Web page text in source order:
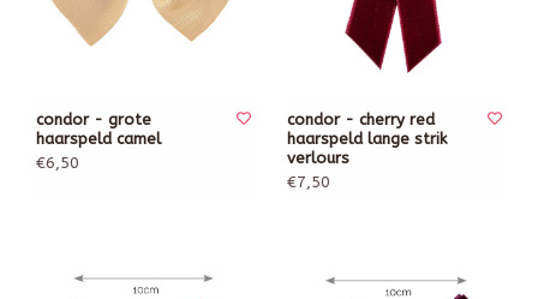
condor - grote
haarspeld camel
€6,50
condor - cherry red
haarspeld lange strik
verlours
€7,50